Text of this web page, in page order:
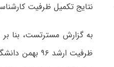
نتایج تکمیل ظرفیت کارشناسی ارشد ۹۶ دانشگاه آزاد تا نیمه بهمن
به گزارش مسترتست، بنا
ظرفیت ارشد